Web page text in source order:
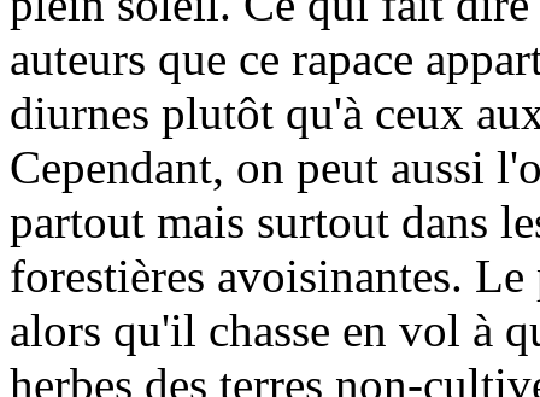
auteurs que ce rapace
diurnes plutôt qu'à ceux
Cependant, on peut aussi
partout mais surtout dans
forestières avoisinantes.
alors qu'il chasse en vol à
herbes des terres non-